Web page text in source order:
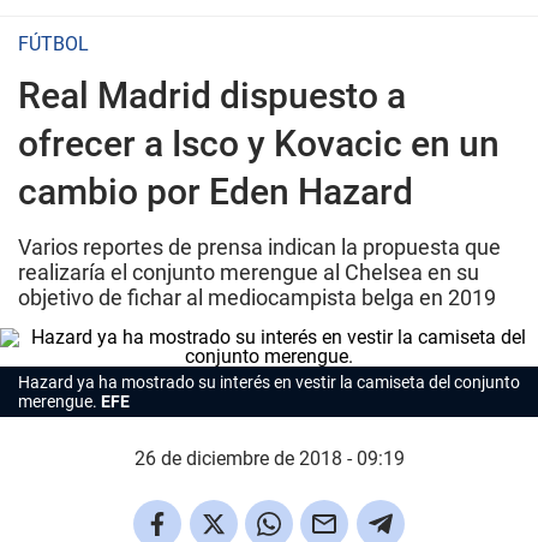
FÚTBOL
Real Madrid dispuesto a
ofrecer a Isco y Kovacic en un
cambio por Eden Hazard
Varios reportes de prensa indican la propuesta que
realizaría el conjunto merengue al Chelsea en su
objetivo de fichar al mediocampista belga en 2019
Hazard ya ha mostrado su interés en vestir la camiseta del conjunto
merengue. EFE
26 de diciembre de 2018 - 09:19